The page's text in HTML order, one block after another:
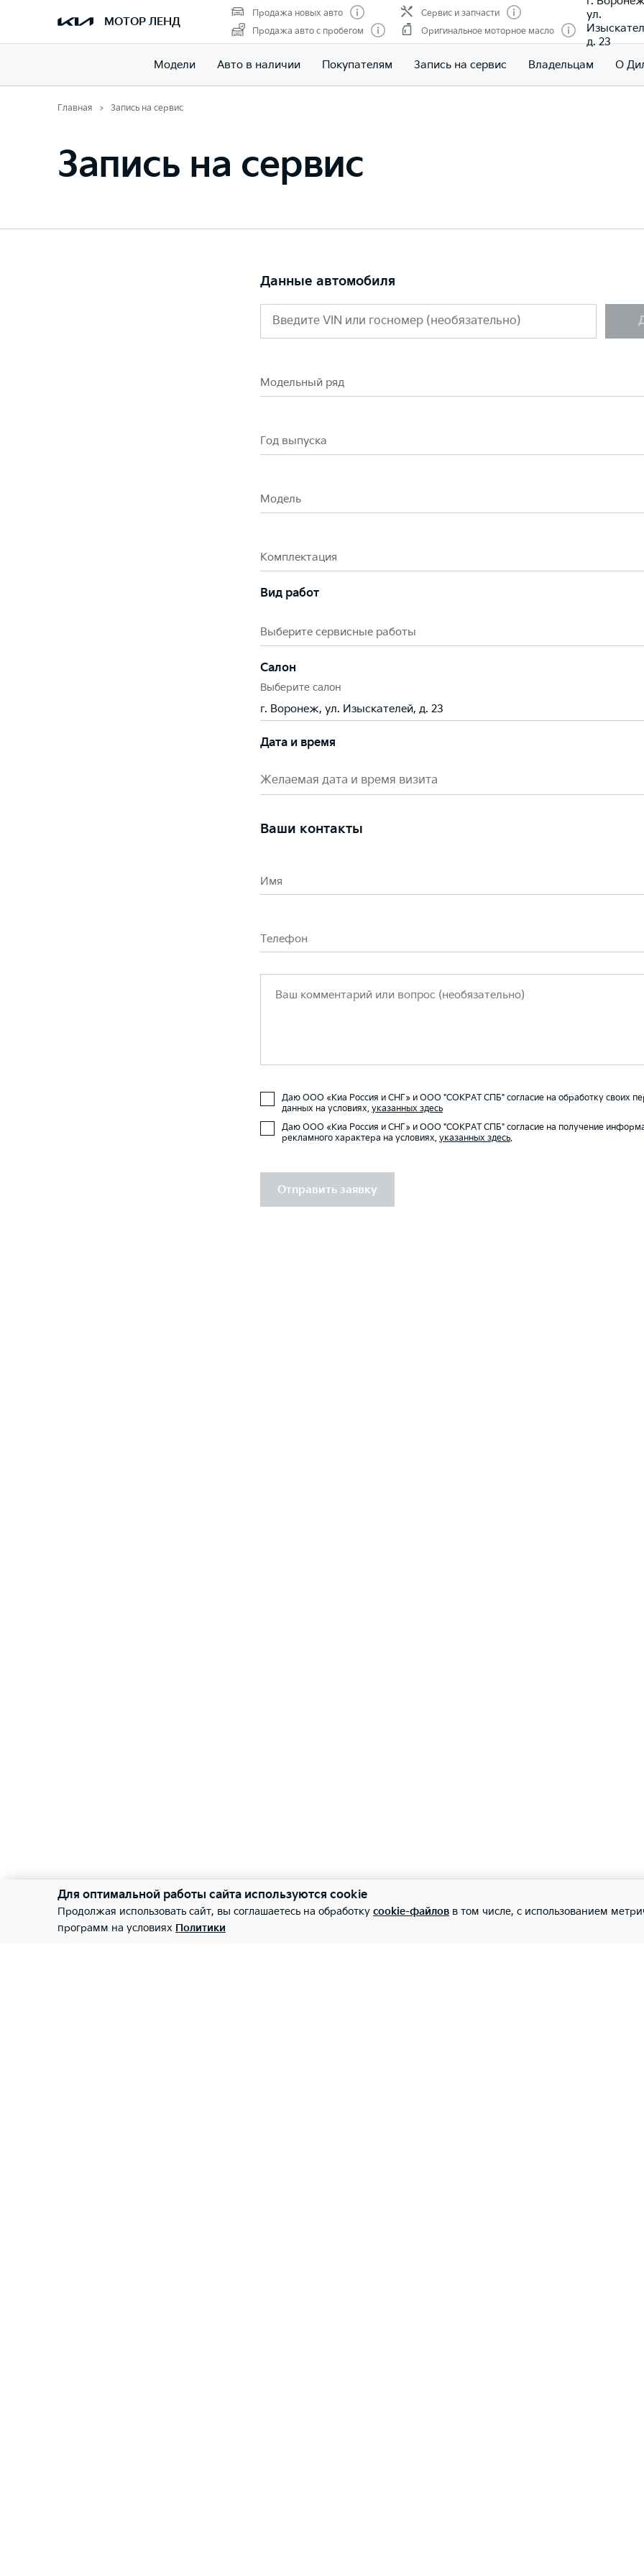
МОТОР ЛЕНД
Продажа новых авто
Продажа авто с пробегом
Сервис и запчасти
Оригинальное моторное масло
ул.
д. 23
Модели Авто в наличии Покупателям Запись на сервис Владельцам О
Главная Запись на сервис
Запись на сервис
Данные автомобиля
Модельный ряд
Год выпуска
Модель
Комплектация
Вид работ
Выберите сервисные работы
Салон
г. Воронеж, ул. Изыскателей, д. 23
Выберите салон
Дата и время
Желаемая дата и время визита
Ваши контакты
Имя
Телефон
Даю ООО «Киа Россия и СНГ» и ООО "СОКРАТ СПБ" согласие на обработку своих
данных на условиях, указанных здесь
Даю ООО «Киа Россия и СНГ» и ООО "СОКРАТ СПБ" согласие на получение
рекламного характера на условиях, указанных здесь.
Отправить заявку
Для оптимальной работы сайта используются cookie
Продолжая использовать сайт, вы соглашаетесь на обработку cookie-файлов в том числе, с использованием
программ на условиях Политики